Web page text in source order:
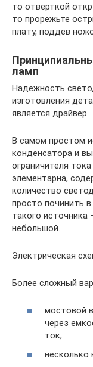
то отверткой
то прорежьте
плату, поддев
ламп
Надежность
изготовления
является драйвер.
В самом простом
конденсатора и
ограничителя
элементарна,
количество
просто починить
такого
небольшой.
Электрическая
Более сложный
мостовой
через
ток;
несколько